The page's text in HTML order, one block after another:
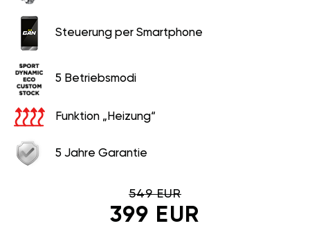
Steuerung per Smartphone
5 Betriebsmodi
Funktion „Heizung“
5 Jahre Garantie
549 EUR
399 EUR